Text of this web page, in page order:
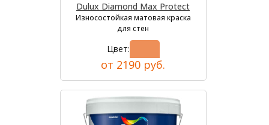
Dulux Diamond Max Protect
Износостойкая матовая краска
для стен
Цвет:
от 2190 руб.